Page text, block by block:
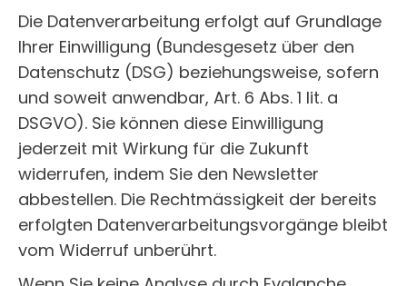
Die Datenverarbeitung erfolgt auf Grundlage
Ihrer Einwilligung (Bundesgesetz über den
Datenschutz (DSG) beziehungsweise, sofern
und soweit anwendbar, Art. 6 Abs. 1 lit. a
DSGVO). Sie können diese Einwilligung
jederzeit mit Wirkung für die Zukunft
widerrufen, indem Sie den Newsletter
abbestellen. Die Rechtmässigkeit der bereits
erfolgten Datenverarbeitungsvorgänge bleibt
vom Widerruf unberührt.